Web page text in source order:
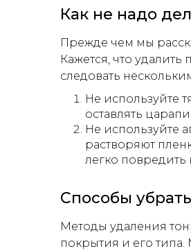
Как не надо
Прежде чем мы
Кажется, что
следовать
Не используйте
оставлять
Не используйте
растворяют
легко повредить
Способы
Методы удаления
покрытия и его